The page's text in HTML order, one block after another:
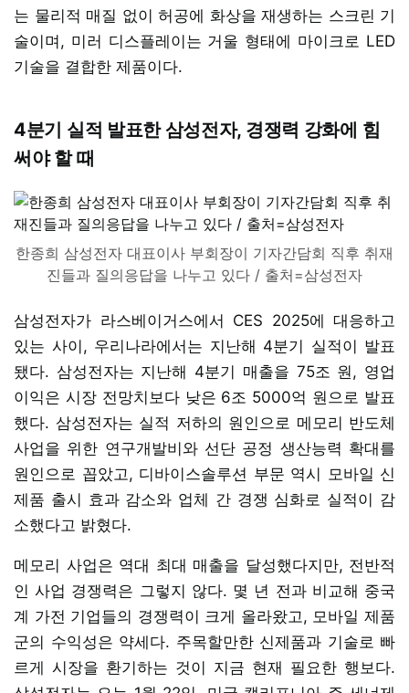
는 물리적 매질 없이 허공에 화상을 재생하는 스크린 기
술이며, 미러 디스플레이는 거울 형태에 마이크로 LED
기술을 결합한 제품이다.
4분기 실적 발표한 삼성전자, 경쟁력 강화에 힘
써야 할 때
한종희 삼성전자 대표이사 부회장이 기자간담회 직후 취재
진들과 질의응답을 나누고 있다 / 출처=삼성전자
삼성전자가 라스베이거스에서 CES 2025에 대응하고
있는 사이, 우리나라에서는 지난해 4분기 실적이 발표
됐다. 삼성전자는 지난해 4분기 매출을 75조 원, 영업
이익은 시장 전망치보다 낮은 6조 5000억 원으로 발표
했다. 삼성전자는 실적 저하의 원인으로 메모리 반도체
사업을 위한 연구개발비와 선단 공정 생산능력 확대를
원인으로 꼽았고, 디바이스솔루션 부문 역시 모바일 신
제품 출시 효과 감소와 업체 간 경쟁 심화로 실적이 감
소했다고 밝혔다.
메모리 사업은 역대 최대 매출을 달성했다지만, 전반적
인 사업 경쟁력은 그렇지 않다. 몇 년 전과 비교해 중국
계 가전 기업들의 경쟁력이 크게 올라왔고, 모바일 제품
군의 수익성은 약세다. 주목할만한 신제품과 기술로 빠
르게 시장을 환기하는 것이 지금 현재 필요한 행보다.